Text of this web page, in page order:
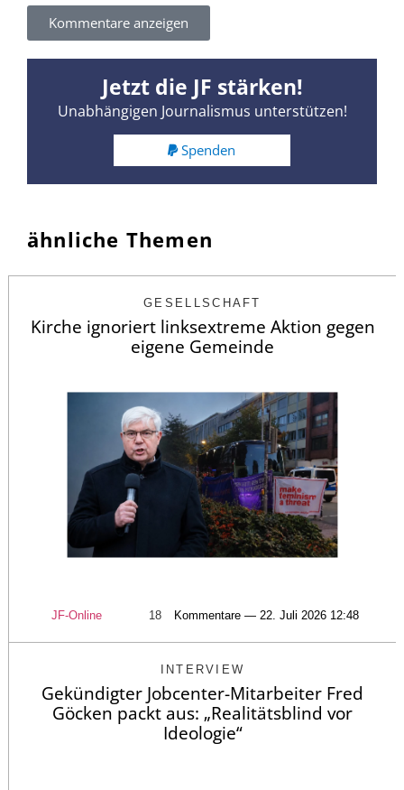
Kommentare anzeigen
Jetzt die JF stärken!
Unabhängigen Journalismus unterstützen!
Spenden
ähnliche Themen
GESELLSCHAFT
Kirche ignoriert linksextreme Aktion gegen
eigene Gemeinde
JF-Online 18 Kommentare — 22. Juli 2026 12:48
INTERVIEW
Gekündigter Jobcenter-Mitarbeiter Fred
Göcken packt aus: „Realitätsblind vor
Ideologie“